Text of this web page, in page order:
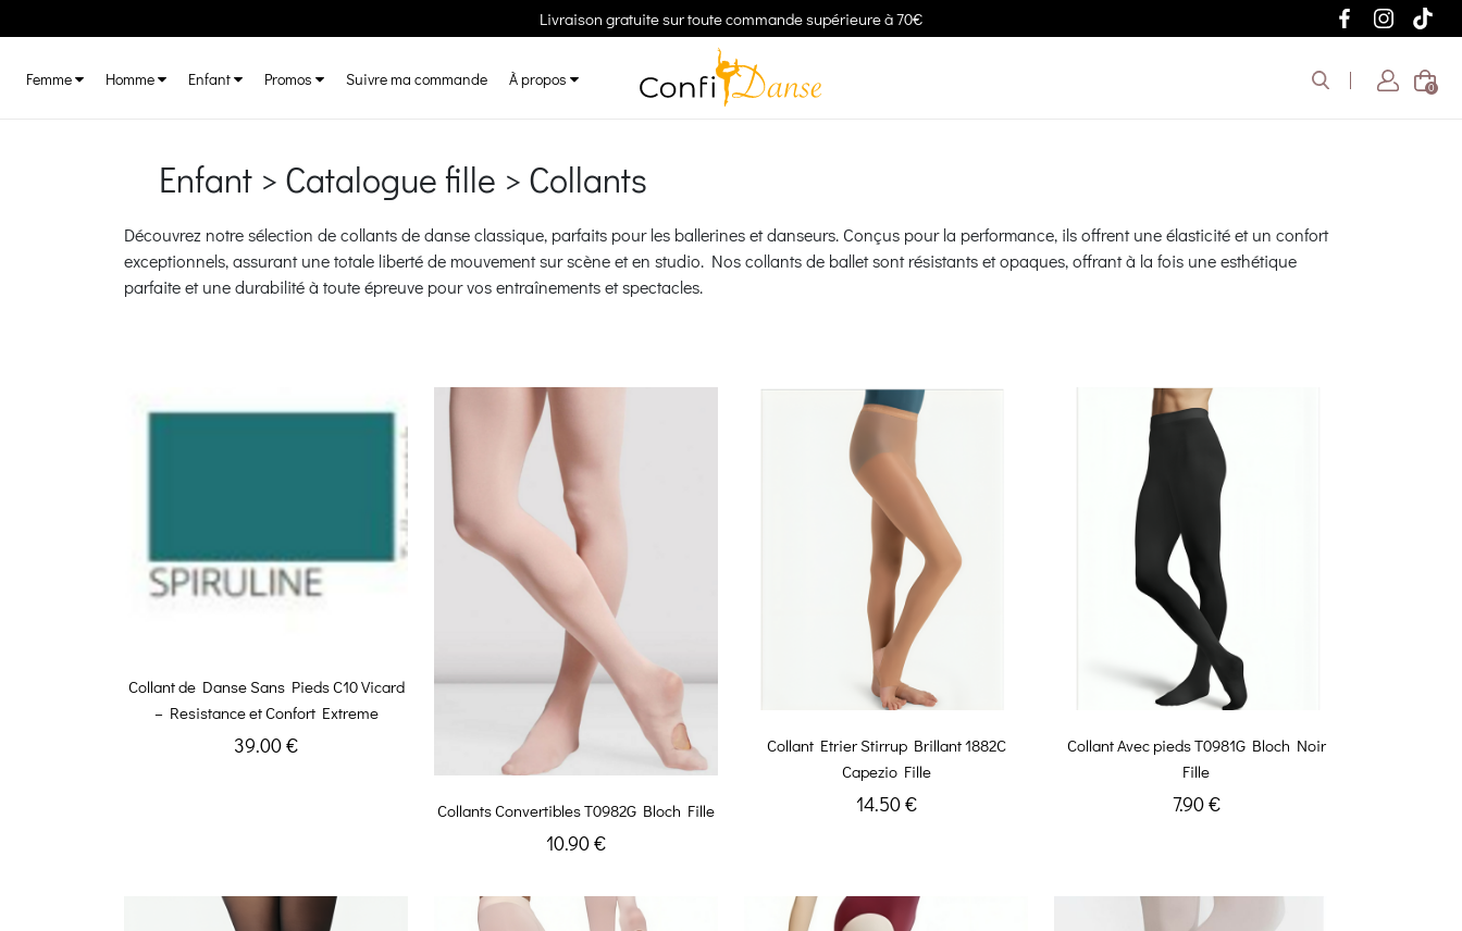
Livraison gratuite sur toute commande supérieure à 70€
Femme Homme Enfant Promos Suivre ma commande À propos 0
Enfant > Catalogue fille > Collants
Découvrez notre sélection de collants de danse classique, parfaits pour les ballerines et danseurs. Conçus pour la performance, ils offrent une élasticité et un confort
exceptionnels, assurant une totale liberté de mouvement sur scène et en studio. Nos collants de ballet sont résistants et opaques, offrant à la fois une esthétique
parfaite et une durabilité à toute épreuve pour vos entraînements et spectacles.
Collant de Danse Sans Pieds C10 Vicard
– Resistance et Confort Extreme
39.00 €
Collants Convertibles T0982G Bloch Fille
10.90 €
Collant Etrier Stirrup Brillant 1882C
Capezio Fille
14.50 €
Collant Avec pieds T0981G Bloch Noir
Fille
7.90 €